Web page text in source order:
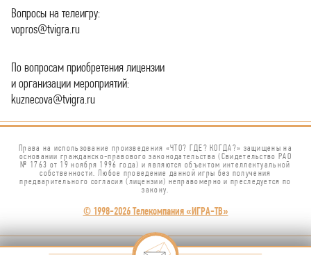
Вопросы на телеигру:
vopros@tvigra.ru
По вопросам приобретения лицензии
и организации мероприятий:
kuznecova@tvigra.ru
Права на использование произведения «ЧТО? ГДЕ? КОГДА?» защищены на
основании гражданско-правового законодательства (Свидетельство РАО
№ 1763 от 19 ноября 1996 года) и являются объектом интеллектуальной
собственности. Любое проведение данной игры без получения
предварительного согласия (лицензии) неправомерно и преследуется по
закону.
© 1998-2026 Телекомпания «ИГРА-ТВ»